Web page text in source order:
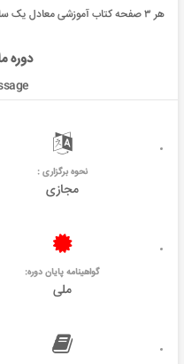
هر ۳ صفحه کتاب آموزشی معادل یک ساعت آموزش می باشد.
دوره
نحوه برگزاری :
مجازی
گواهینامه پایان دوره:
ملی